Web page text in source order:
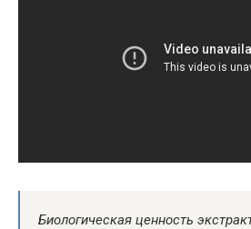
Биологическая ценность